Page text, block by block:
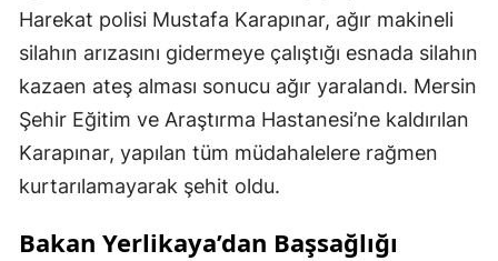
Harekat polisi Mustafa Karapınar, ağır makineli
silahın arızasını gidermeye çalıştığı esnada silahın
kazaen ateş alması sonucu ağır yaralandı. Mersin
Şehir Eğitim ve Araştırma Hastanesi’ne kaldırılan
Karapınar, yapılan tüm müdahalelere rağmen
kurtarılamayarak şehit oldu.
Bakan Yerlikaya’dan Başsağlığı